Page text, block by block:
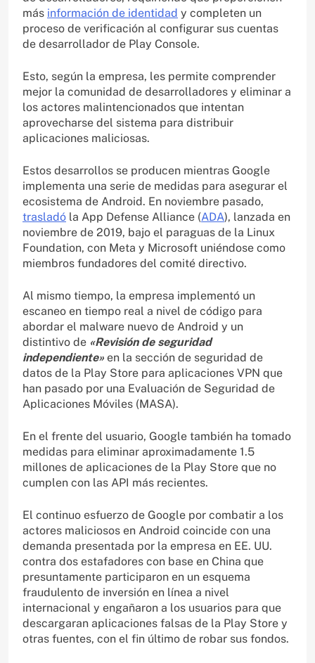
más información de identidad y completen un
proceso de verificación al configurar sus cuentas
de desarrollador de Play Console.
Esto, según la empresa, les permite comprender
mejor la comunidad de desarrolladores y eliminar a
los actores malintencionados que intentan
aprovecharse del sistema para distribuir
aplicaciones maliciosas.
Estos desarrollos se producen mientras Google
implementa una serie de medidas para asegurar el
ecosistema de Android. En noviembre pasado,
trasladó la App Defense Alliance (ADA), lanzada en
noviembre de 2019, bajo el paraguas de la Linux
Foundation, con Meta y Microsoft uniéndose como
miembros fundadores del comité directivo.
Al mismo tiempo, la empresa implementó un
escaneo en tiempo real a nivel de código para
abordar el malware nuevo de Android y un
distintivo de «Revisión de seguridad
independiente» en la sección de seguridad de
datos de la Play Store para aplicaciones VPN que
han pasado por una Evaluación de Seguridad de
Aplicaciones Móviles (MASA).
En el frente del usuario, Google también ha tomado
medidas para eliminar aproximadamente 1.5
millones de aplicaciones de la Play Store que no
cumplen con las API más recientes.
El continuo esfuerzo de Google por combatir a los
actores maliciosos en Android coincide con una
demanda presentada por la empresa en EE. UU.
contra dos estafadores con base en China que
presuntamente participaron en un esquema
fraudulento de inversión en línea a nivel
internacional y engañaron a los usuarios para que
descargaran aplicaciones falsas de la Play Store y
otras fuentes, con el fin último de robar sus fondos.